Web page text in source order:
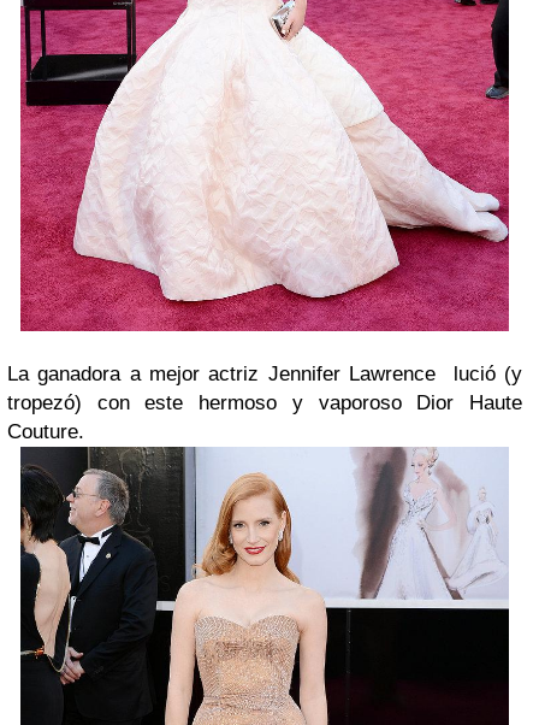
La ganadora a mejor actriz Jennifer Lawrence lució (y
tropezó) con este hermoso y vaporoso Dior Haute
Couture.